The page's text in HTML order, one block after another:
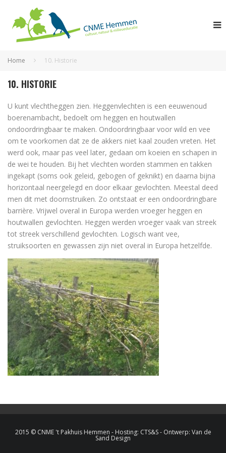
Home 10. Historie
10. HISTORIE
U kunt vlechtheggen zien. Heggenvlechten is een eeuwenoud
boerenambacht, bedoelt om heggen en houtwallen
ondoordringbaar te maken. Ondoordringbaar voor wild en vee
om te voorkomen dat ze de akkers niet kaal zouden vreten. Het
werd ook, maar pas veel later, gedaan om koeien en schapen in
de wei te houden. Bij het vlechten worden stammen en takken
ingekapt (soms ook geleid, gebogen of geknikt) en daarna bijna
horizontaal neergelegd en door elkaar gevlochten. Meestal deed
men dit met doornstruiken. Zo ontstaat er een ondoordringbare
barrière. Vrijwel overal in Europa werden vroeger heggen en
houtwallen gevlochten. Heggen werden vroeger vaak van streek
tot streek verschillend gevlochten. Logisch want vee,
struiksoorten en gewassen zijn niet overal in Europa hetzelfde.
2015 © CNME 't Pakhuis Hemmen - Hosting: CTS&S- Ontwerp: Van de
Sand Design